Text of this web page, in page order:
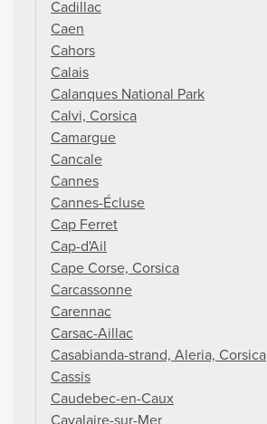
Cadillac
Caen
Cahors
Calais
Calanques National Park
Calvi, Corsica
Camargue
Cancale
Cannes
Cannes-Écluse
Cap Ferret
Cap-d'Ail
Cape Corse, Corsica
Carcassonne
Carennac
Carsac-Aillac
Casabianda-strand, Aleria, Corsica
Cassis
Caudebec-en-Caux